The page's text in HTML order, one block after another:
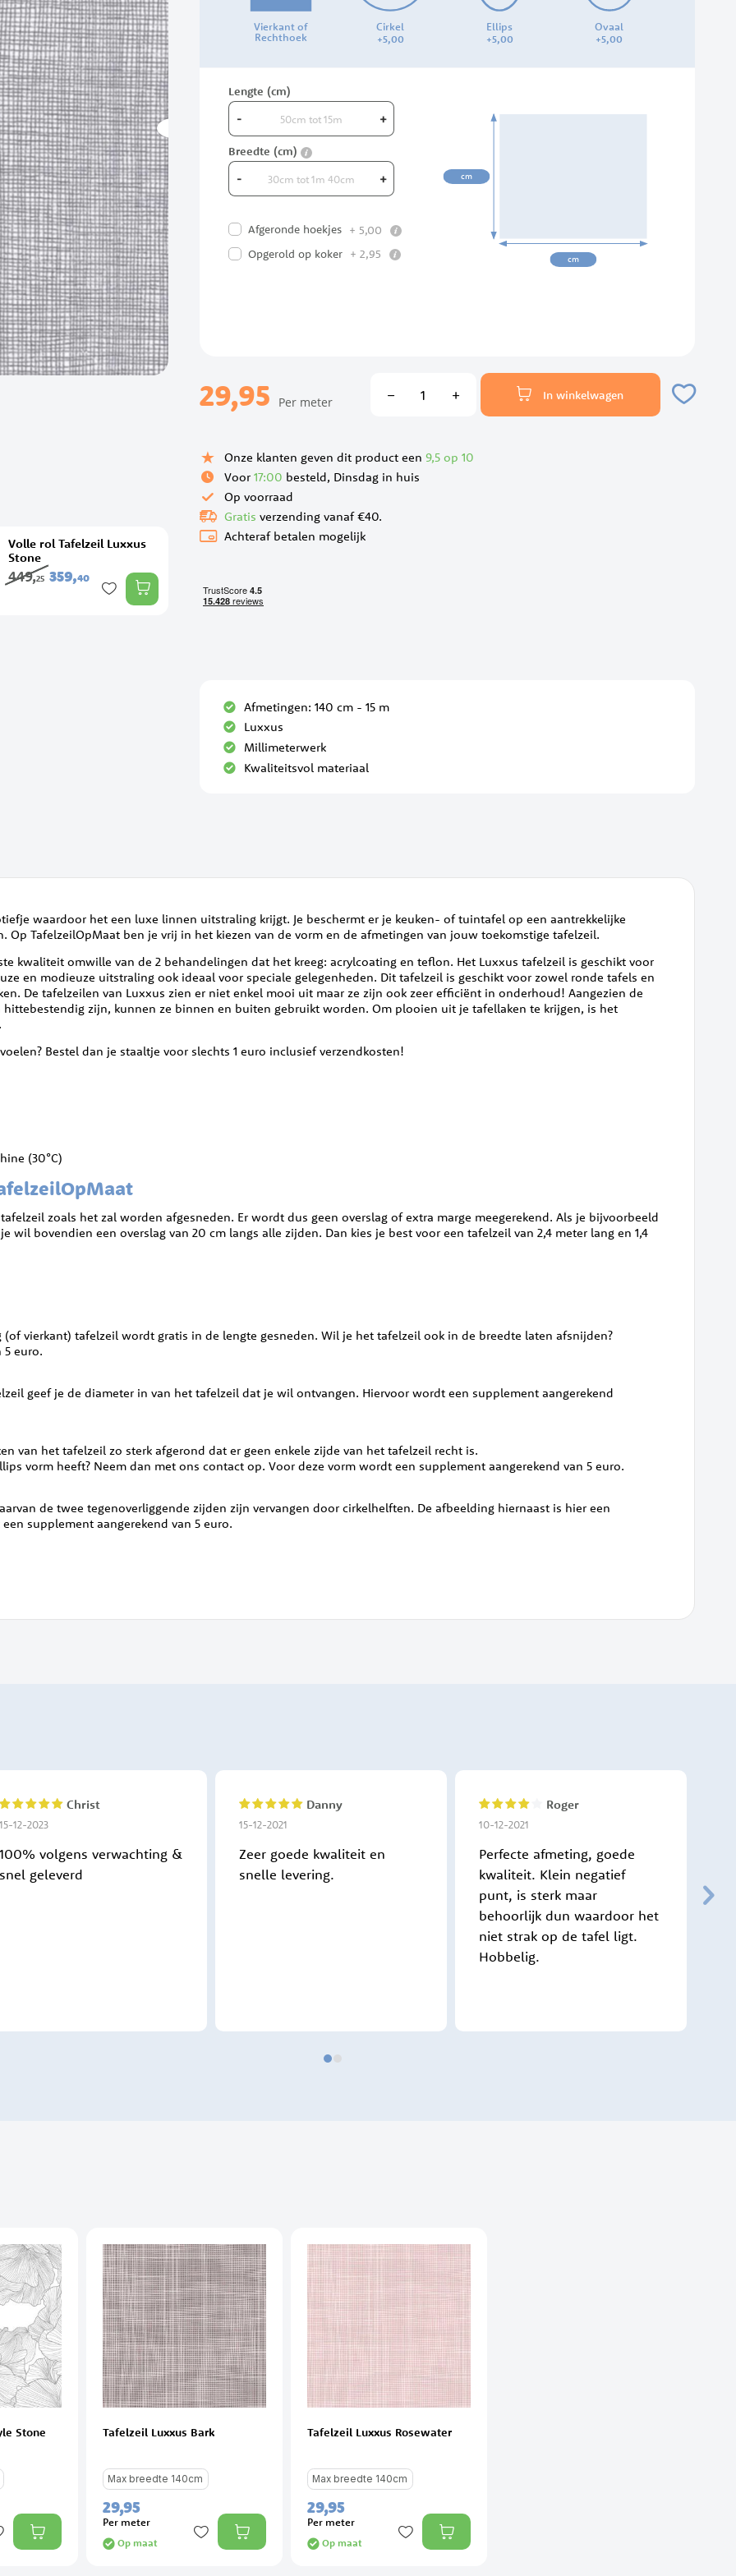
Volle rol Tafelzeil Luxxus
Stone
359,40
449,25
Vierkant of
Rechthoek
Cirkel
+5,00
Ellips
+5,00
Ovaal
+5,00
Lengte (cm)
- +
Breedte (cm) info
- + cm
cm
Afgeronde hoekjes + 5,00 info
Opgerold op koker + 2,95 info
29,95 Per meter In winkelwagen
Onze klanten geven dit product een 9,5 op 10
Voor 17:00 besteld, Dinsdag in huis
Op voorraad
Gratis verzending vanaf €40.
Achteraf betalen mogelijk
Afmetingen: 140 cm - 15 m
Luxxus
Millimeterwerk
Kwaliteitsvol materiaal
waardoor het een luxe linnen uitstraling krijgt. Je beschermt er je keuken- of tuintafel op een aantrekkelijke
Op TafelzeilOpMaat ben je vrij in het kiezen van de vorm en de afmetingen van jouw toekomstige tafelzeil.
kwaliteit omwille van de 2 behandelingen dat het kreeg: acrylcoating en teflon. Het Luxxus tafelzeil is geschikt voor
en modieuze uitstraling ook ideaal voor speciale gelegenheden. Dit tafelzeil is geschikt voor zowel ronde tafels en
De tafelzeilen van Luxxus zien er niet enkel mooi uit maar ze zijn ook zeer efficiënt in onderhoud! Aangezien de
zijn, kunnen ze binnen en buiten gebruikt worden. Om plooien uit je tafellaken te krijgen, is het
Bestel dan je staaltje voor slechts 1 euro inclusief verzendkosten!
(30°C)
zoals het zal worden afgesneden. Er wordt dus geen overslag of extra marge meegerekend. Als je bijvoorbeeld
wil bovendien een overslag van 20 cm langs alle zijden. Dan kies je best voor een tafelzeil van 2,4 meter lang en 1,4
(of vierkant) tafelzeil wordt gratis in de lengte gesneden. Wil je het tafelzeil ook in de breedte laten afsnijden?
5 euro.
geef je de diameter in van het tafelzeil dat je wil ontvangen. Hiervoor wordt een supplement aangerekend
van het tafelzeil zo sterk afgerond dat er geen enkele zijde van het tafelzeil recht is.
vorm heeft? Neem dan met ons contact op. Voor deze vorm wordt een supplement aangerekend van 5 euro.
de twee tegenoverliggende zijden zijn vervangen door cirkelhelften. De afbeelding hiernaast is hier een
supplement aangerekend van 5 euro.
Christ
15-12-2023
100% volgens verwachting &
snel geleverd
Danny
15-12-2021
Zeer goede kwaliteit en
snelle levering.
Roger
10-12-2021
Perfecte afmeting, goede
kwaliteit. Klein negatief
punt, is sterk maar
behoorlijk dun waardoor het
niet strak op de tafel ligt.
Hobbelig.
Stone Tafelzeil Luxxus Bark
Max breedte 140cm
29,95
Per meter
Op maat
Tafelzeil Luxxus Rosewater
Max breedte 140cm
29,95
Per meter
Op maat